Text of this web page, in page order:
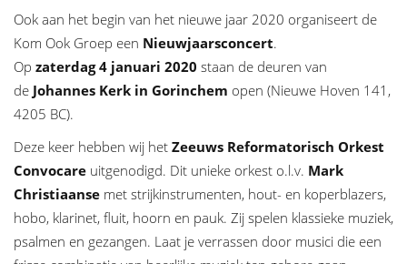
Ook aan het begin van het nieuwe jaar 2020 organiseert de
Kom Ook Groep een Nieuwjaarsconcert.
Op zaterdag 4 januari 2020 staan de deuren van
de Johannes Kerk in Gorinchem open (Nieuwe Hoven 141,
4205 BC).
Deze keer hebben wij het Zeeuws Reformatorisch Orkest
Convocare uitgenodigd. Dit unieke orkest o.l.v. Mark
Christiaanse met strijkinstrumenten, hout- en koperblazers,
hobo, klarinet, fluit, hoorn en pauk. Zij spelen klassieke muziek,
psalmen en gezangen. Laat je verrassen door musici die een